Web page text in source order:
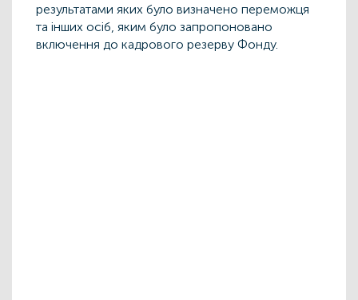
результатами яких було визначено переможця
та інших осіб, яким було запропоновано
включення до кадрового резерву Фонду.